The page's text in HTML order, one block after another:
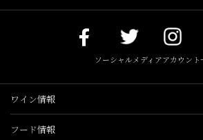
ソーシャルメディアアカウント
ワイン情報
フード情報